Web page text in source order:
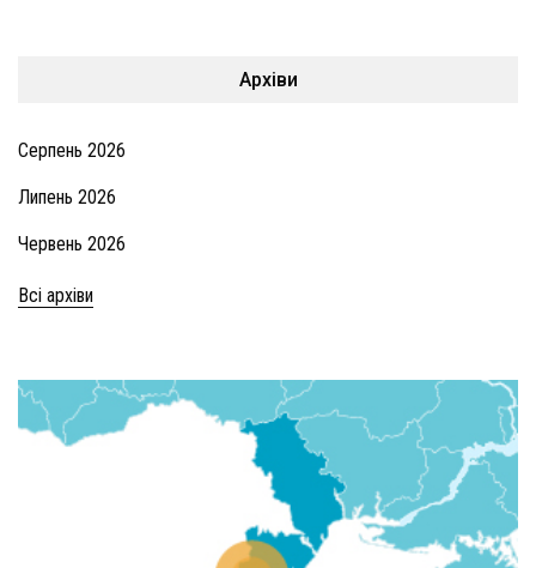
Архіви
Серпень 2026
Липень 2026
Червень 2026
Всі архіви